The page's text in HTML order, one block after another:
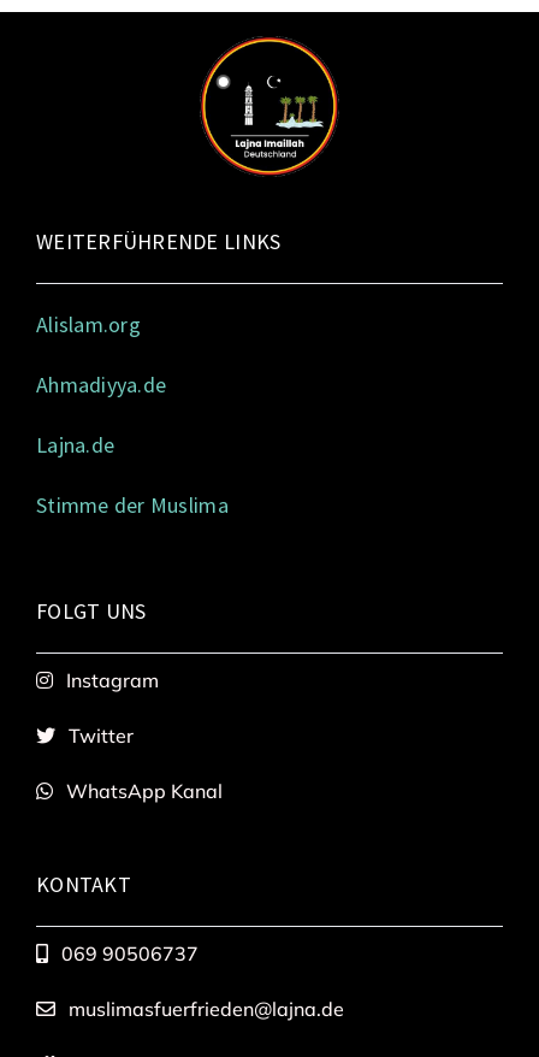
WEITERFÜHRENDE LINKS
Alislam.org
Ahmadiyya.de
Lajna.de
Stimme der Muslima
FOLGT UNS
Instagram
Twitter
WhatsApp Kanal
KONTAKT
069 90506737
muslimasfuerfrieden@lajna.de